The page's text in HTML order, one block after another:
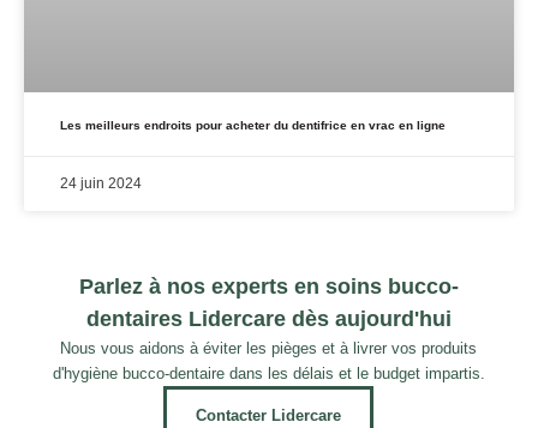
Les meilleurs endroits pour acheter du dentifrice en vrac en ligne
24 juin 2024
Parlez à nos experts en soins bucco-
dentaires Lidercare dès aujourd'hui
Nous vous aidons à éviter les pièges et à livrer vos produits
d'hygiène bucco-dentaire dans les délais et le budget impartis.
Contacter Lidercare